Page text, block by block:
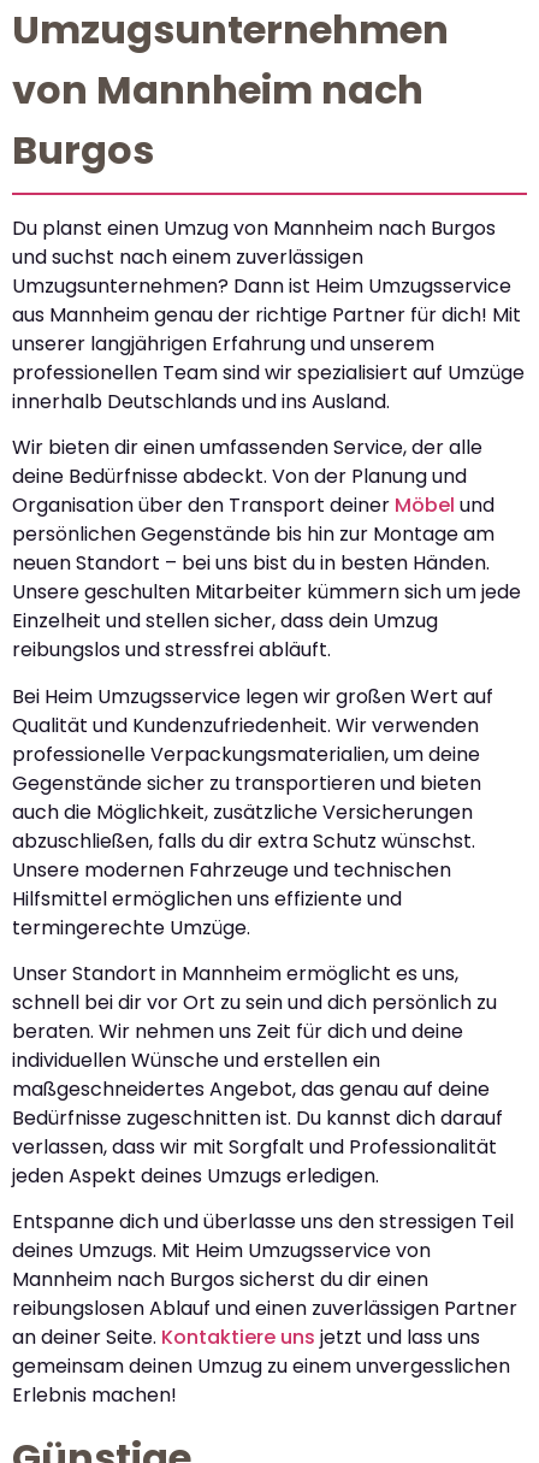
Umzugsunternehmen
von Mannheim nach
Burgos
Du planst einen Umzug von Mannheim nach Burgos
und suchst nach einem zuverlässigen
Umzugsunternehmen? Dann ist Heim Umzugsservice
aus Mannheim genau der richtige Partner für dich! Mit
unserer langjährigen Erfahrung und unserem
professionellen Team sind wir spezialisiert auf Umzüge
innerhalb Deutschlands und ins Ausland.
Wir bieten dir einen umfassenden Service, der alle
deine Bedürfnisse abdeckt. Von der Planung und
Organisation über den Transport deiner Möbel und
persönlichen Gegenstände bis hin zur Montage am
neuen Standort – bei uns bist du in besten Händen.
Unsere geschulten Mitarbeiter kümmern sich um jede
Einzelheit und stellen sicher, dass dein Umzug
reibungslos und stressfrei abläuft.
Bei Heim Umzugsservice legen wir großen Wert auf
Qualität und Kundenzufriedenheit. Wir verwenden
professionelle Verpackungsmaterialien, um deine
Gegenstände sicher zu transportieren und bieten
auch die Möglichkeit, zusätzliche Versicherungen
abzuschließen, falls du dir extra Schutz wünschst.
Unsere modernen Fahrzeuge und technischen
Hilfsmittel ermöglichen uns effiziente und
termingerechte Umzüge.
Unser Standort in Mannheim ermöglicht es uns,
schnell bei dir vor Ort zu sein und dich persönlich zu
beraten. Wir nehmen uns Zeit für dich und deine
individuellen Wünsche und erstellen ein
maßgeschneidertes Angebot, das genau auf deine
Bedürfnisse zugeschnitten ist. Du kannst dich darauf
verlassen, dass wir mit Sorgfalt und Professionalität
jeden Aspekt deines Umzugs erledigen.
Entspanne dich und überlasse uns den stressigen Teil
deines Umzugs. Mit Heim Umzugsservice von
Mannheim nach Burgos sicherst du dir einen
reibungslosen Ablauf und einen zuverlässigen Partner
an deiner Seite. Kontaktiere uns jetzt und lass uns
gemeinsam deinen Umzug zu einem unvergesslichen
Erlebnis machen!